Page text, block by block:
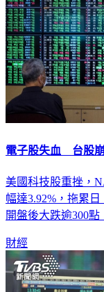
電子股失血 台股
美國科技股重挫，
幅達3.92%，拖累
開盤後大跌逾300點
財經